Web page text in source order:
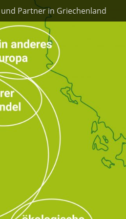
Partner in Griechenland